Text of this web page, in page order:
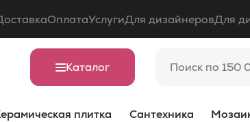
ОплатаУслугиДля дизайнеровДля
Каталог
плитка Сантехника